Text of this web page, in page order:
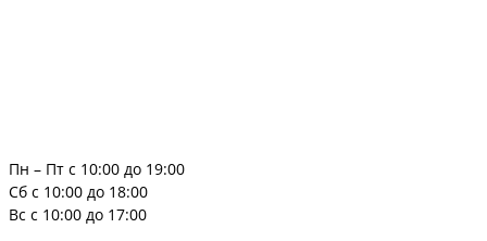
Пн – Пт с 10:00 до 19:00
Сб с 10:00 до 18:00
Вс с 10:00 до 17:00